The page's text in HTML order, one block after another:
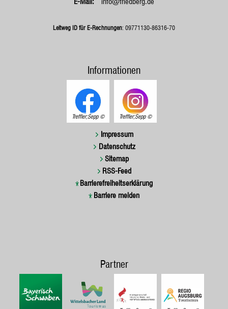
Leitweg ID für E-Rechnungen: 09771130-86316-70
Informationen
Treffler;Sepp Treffler;Sepp
Impressum
Datenschutz
Sitemap
RSS-Feed
Barrierefreiheitserklärung
Barriere melden
Partner